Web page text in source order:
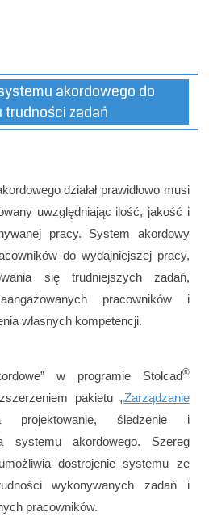
akordowego do
trudności zadań
działał prawidłowo musi
uwzględniając ilość, jakość i
pracy. System akordowy
do wydajniejszej pracy,
się trudniejszych zadań,
pracowników i
własnych kompetencji.
w programie Stolcad®
pakietu „Zarządzanie
projektowanie, śledzenie i
systemu akordowego. Szereg
dostrojenie systemu ze
wykonywanych zadań i
pracowników.